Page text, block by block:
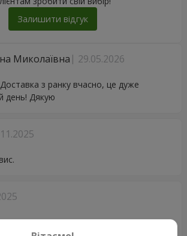
Миколаївна 29.05.2026
з ранку вчасно, це дуже
день! Дякую
? ждём персональную скидку для
Залишити відгук